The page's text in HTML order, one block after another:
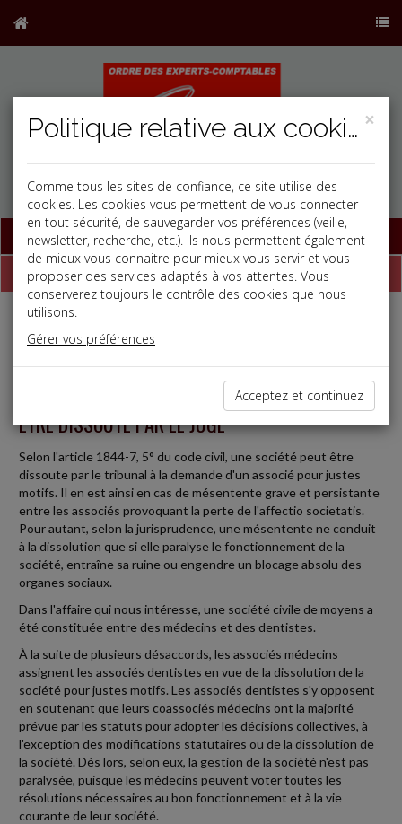
Base documentaire
Dépêches
Vie des affaires
Date: 2026-07-02
MÉSENTENTE ENTRE ASSOCIES : LA SOCIÉTÉ PEUT
ÊTRE DISSOUTE PAR LE JUGE
Selon l'article 1844-7, 5° du code civil, une société peut être
dissoute par le tribunal à la demande d'un associé pour justes
motifs. Il en est ainsi en cas de mésentente grave et persistante
entre les associés provoquant la perte de l'affectio societatis.
Pour autant, selon la jurisprudence, une mésentente ne conduit
à la dissolution que si elle paralyse le fonctionnement de la
société, entraîne sa ruine ou engendre un blocage absolu des
organes sociaux.
Dans l'affaire qui nous intéresse, une société civile de moyens a
été constituée entre des médecins et des dentistes.
À la suite de plusieurs désaccords, les associés médecins
assignent les associés dentistes en vue de la dissolution de la
société pour justes motifs. Les associés dentistes s'y opposent
en soutenant que leurs coassociés médecins ont la majorité
prévue par les statuts pour adopter les décisions collectives, à
l'exception des modifications statutaires ou de la dissolution de
la société. Dès lors, selon eux, la gestion de la société n'est pas
paralysée, puisque les médecins peuvent voter toutes les
résolutions nécessaires au bon fonctionnement et à la vie
courante de leur société.
×
Politique relative aux cookies
Comme tous les sites de confiance, ce site utilise des
cookies. Les cookies vous permettent de vous connecter
en tout sécurité, de sauvegarder vos préférences (veille,
newsletter, recherche, etc.). Ils nous permettent également
de mieux vous connaitre pour mieux vous servir et vous
proposer des services adaptés à vos attentes. Vous
conserverez toujours le contrôle des cookies que nous
utilisons.
Gérer vos préférences
Acceptez et continuez